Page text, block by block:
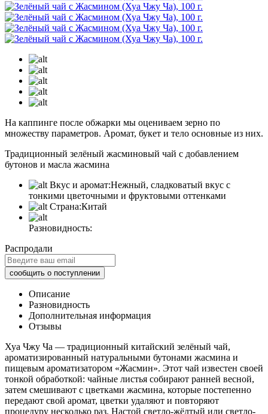
На каппинге после обжарки мы оцениваем зерно по
множеству параметров. Аромат, букет и тело основные из них.
Традиционный зелёный жасминовый чай с добавлением
бутонов и масла жасмина
Вкус и аромат:Нежный, сладковатый вкус с
тонкими цветочными и фруктовыми оттенками
Страна:Китай
Разновидность:
Распродали
Описание
Разновидность
Дополнительная информация
Отзывы
Хуа Чжу Ча — традиционный китайский зелёный чай,
ароматизированный натуральными бутонами жасмина и
пищевым ароматизатором «Жасмин». Этот чай известен своей
тонкой обработкой: чайные листья собирают ранней весной,
затем смешивают с цветками жасмина, которые постепенно
передают свой аромат, цветки удаляют и повторяют
процедуру несколько раз. Настой светло-жёлтый или светло-